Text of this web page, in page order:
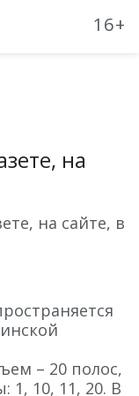
16+
на
на сайте, в
– 20 полос,
1, 10, 11, 20. В